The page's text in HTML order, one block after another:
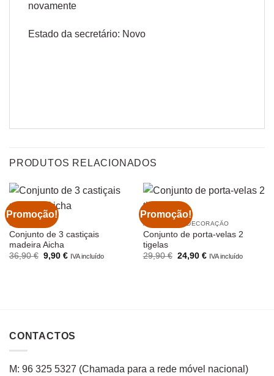
novamente
Estado da secretário: Novo
PRODUTOS RELACIONADOS
Promoção!
ILUMINAÇÃO
Conjunto de 3 castiçais
madeira Aicha
36,90€ O
9,90 €OIVA incluído
Promoção!
ARTIGOS DE DECORAÇÃO
Conjunto de porta-velas 2
tigelas
29,90€ O
24,90 €OIVA incluído
CONTACTOS
M: 96 325 5327 (Chamada para a rede móvel nacional )